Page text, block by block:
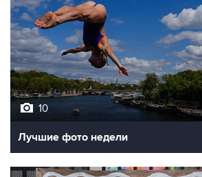
10
Лучшие фото недели